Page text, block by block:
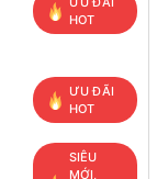
HOT
ƯU ĐÃI
HOT
SIÊU
MỚI,